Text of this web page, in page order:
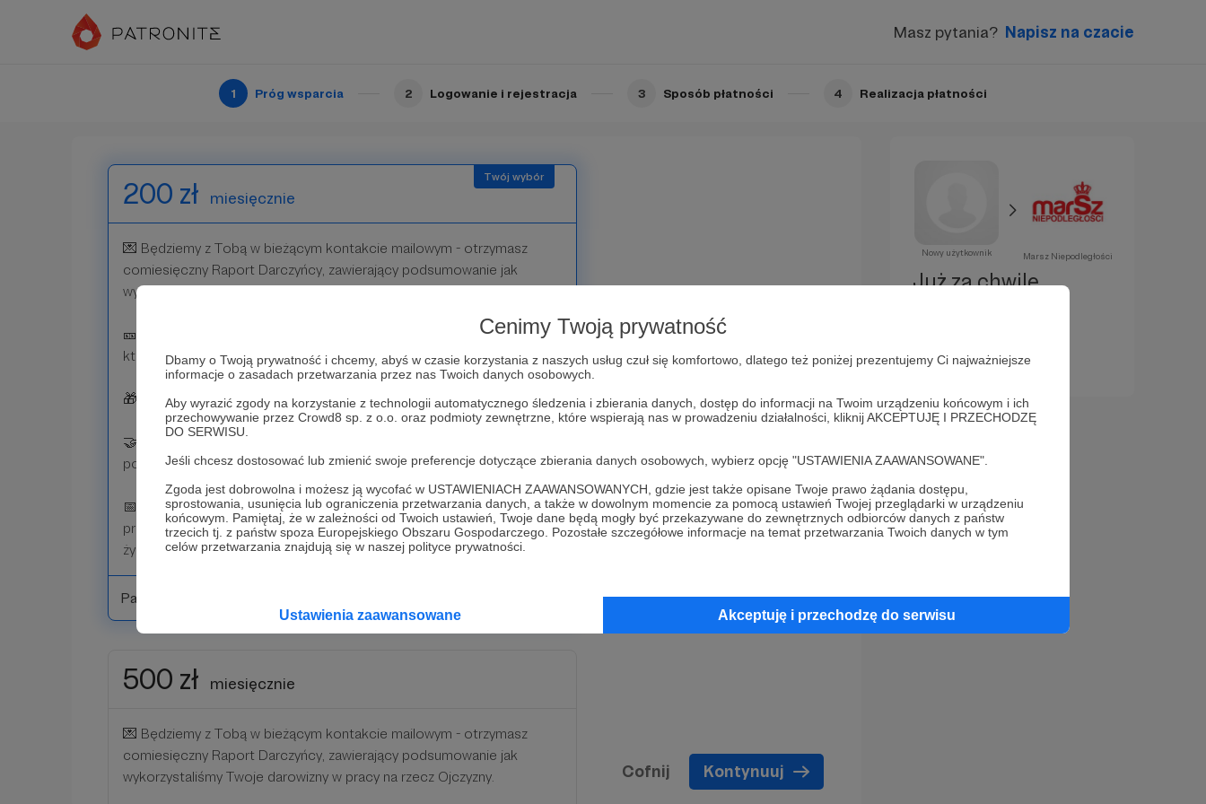
Cenimy Twoją prywatność
Dbamy o Twoją prywatność i chcemy, abyś w czasie korzystania z naszych usług czuł się komfortowo, dlatego też poniżej prezentujemy Ci najważniejsze
informacje o zasadach przetwarzania przez nas Twoich danych osobowych.
Aby wyrazić zgody na korzystanie z technologii automatycznego śledzenia i zbierania danych, dostęp do informacji na Twoim urządzeniu końcowym i ich
przechowywanie przez Crowd8 sp. z o.o. oraz podmioty zewnętrzne, które wspierają nas w prowadzeniu działalności, kliknij AKCEPTUJĘ I PRZECHODZĘ
DO SERWISU.
Jeśli chcesz dostosować lub zmienić swoje preferencje dotyczące zbierania danych osobowych, wybierz opcję "USTAWIENIA ZAAWANSOWANE".
Zgoda jest dobrowolna i możesz ją wycofać w USTAWIENIACH ZAAWANSOWANYCH, gdzie jest także opisane Twoje prawo żądania dostępu,
sprostowania, usunięcia lub ograniczenia przetwarzania danych, a także w dowolnym momencie za pomocą ustawień Twojej przeglądarki w urządzeniu
końcowym. Pamiętaj, że w zależności od Twoich ustawień, Twoje dane będą mogły być przekazywane do zewnętrznych odbiorców danych z państw
trzecich tj. z państw spoza Europejskiego Obszaru Gospodarczego. Pozostałe szczegółowe informacje na temat przetwarzania Twoich danych w tym
celów przetwarzania znajdują się w naszej polityce prywatności.
Ustawienia zaawansowane Akceptuję i przechodzę do serwisu
Masz pytania? Napisz na czacie
1 Próg wsparcia 2 Logowanie i rejestracja 3 Sposób płatności 4 Realizacja płatności
🤝 Dwa razy w roku zaprosimy Cię na spotkanie z nami, by
200 zł miesięcznie
💌 Będziemy z Tobą w bieżącym kontakcie mailowym - otrzymasz
comiesięczny Raport Darczyńcy, zawierający podsumowanie jak
wykorzystaliśmy Twoje darowizny w pracy na rzecz Ojczyzny.
🎫 Będziemy w pierwszej kolejności zapraszać Cię na wydarzenia,
które organizujemy.
🎁 Otrzymasz od nas gadżety Marszu Niepodległości.
🤝Dwa razy w roku zaprosimy Cię na spotkanie z nami, by
porozmawiać o Polsce i o czym tylko chcesz.
📅 Raz w roku zorganizujemy live dla zamkniętej grupy Darczyńców z
przedstawicielami Zarządu, byś mógł jeszcze aktywniej uczestniczyć w
życiu Stowarzyszenia Marsz Niepodległości.
Patroni: 0
500 zł miesięcznie
💌 Będziemy z Tobą w bieżącym kontakcie mailowym - otrzymasz
comiesięczny Raport Darczyńcy, zawierający podsumowanie jak
wykorzystaliśmy Twoje darowizny w pracy na rzecz Ojczyzny.
Cofnij Kontynuuj
Nowy użytkownik Marsz Niepodległości
Już za chwilę